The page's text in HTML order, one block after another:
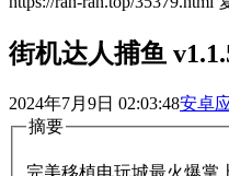
街机达人捕鱼
2024年7月9日 02:03:48安卓
摘要